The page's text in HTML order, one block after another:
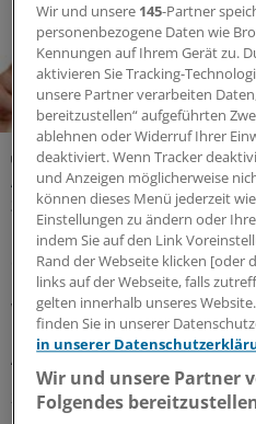
Juli-Sitzung des CHMP
Acht Pharma-
zur EU-Zulassung
Neue Ansätze gegen zu
einen Schwerpunkt der
bei der EMA: Auch gab es
Wirkstoffe gegen Plaque-
Cholangitis, COVID-19, AMD
Adrenoleukodystrophie.
24.07.2026
Wir und unsere 145-Partner
personenbezogene Daten wie
Kennungen auf Ihrem Gerät zu.
aktivieren Sie Tracking-
unsere Partner verarbeiten
bereitzustellen“ aufgeführten
ablehnen oder Widerruf Ihrer
deaktiviert. Wenn Tracker
und Anzeigen möglicherweise
können dieses Menü jederzeit
Einstellungen zu ändern oder
indem Sie auf den Link
Rand der Webseite klicken [oder
links auf der Webseite, falls
gelten innerhalb unseres
finden Sie in unserer
in unserer
Wir und unsere Partner
Folgendes